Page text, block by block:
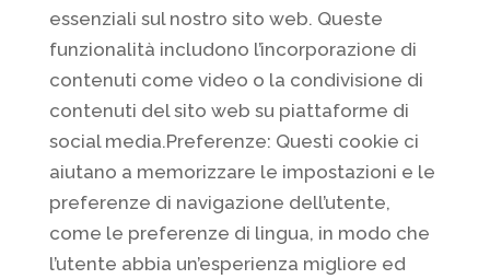
essenziali sul nostro sito web. Queste
funzionalità includono l’incorporazione di
contenuti come video o la condivisione di
contenuti del sito web su piattaforme di
social media.Preferenze: Questi cookie ci
aiutano a memorizzare le impostazioni e le
preferenze di navigazione dell’utente,
come le preferenze di lingua, in modo che
l’utente abbia un’esperienza migliore ed